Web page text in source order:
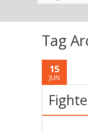
Tag
15
JUN